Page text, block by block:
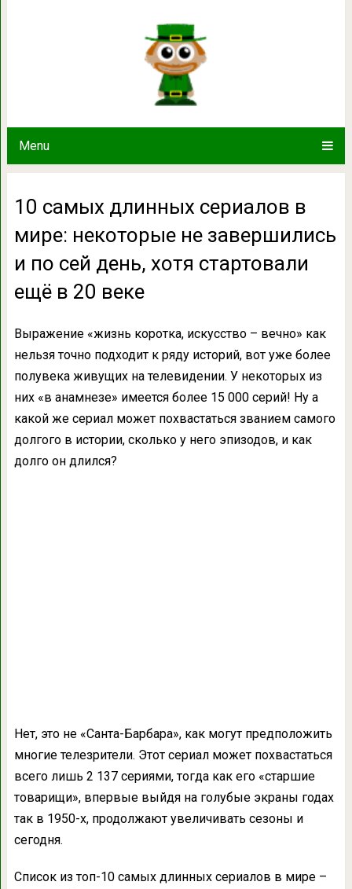
Menu
10 самых длинных сериалов в
по сей день, хотя
10 самых длинных сериалов в
мире: некоторые не завершились
и по сей день, хотя стартовали
ещё в 20 веке
Выражение «жизнь коротка, искусство – вечно» как
нельзя точно подходит к ряду историй, вот уже более
полувека живущих на телевидении. У некоторых из
них «в анамнезе» имеется более 15 000 серий! Ну а
какой же сериал может похвастаться званием самого
долгого в истории, сколько у него эпизодов, и как
долго он длился?
Нет, это не «Санта-Барбара», как могут предположить
многие телезрители. Этот сериал может похвастаться
всего лишь 2 137 сериями, тогда как его «старшие
товарищи», впервые выйдя на голубые экраны годах
так в 1950-х, продолжают увеличивать сезоны и
сегодня.
Список из топ-10 самых длинных сериалов в мире –